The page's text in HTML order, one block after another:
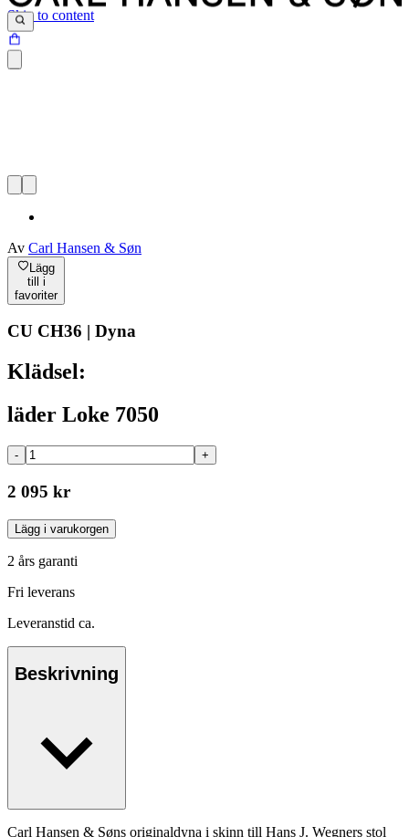
Skip to content
Av Carl Hansen & Søn
Lägg
till i
favoriter
CU CH36 | Dyna
Klädsel:
läder Loke 7050
- +
2 095 kr
Lägg i varukorgen
2 års garanti
Fri leverans
Leveranstid ca.
Beskrivning
Carl Hansen & Søns originaldyna i skinn till Hans J. Wegners stol